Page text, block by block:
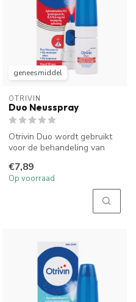
geneesmiddel
OTRIVIN
Duo Neusspray
Otrivin Duo wordt gebruikt
voor de behandeling van
loopneus ...
€7,89
Op voorraad